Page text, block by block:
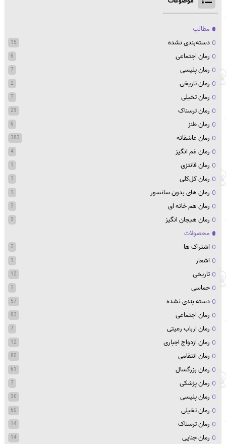
مطالب
دسته‌بندی نشده
15
رمان اجتماعی 6
رمان پلیسی 7
رمان تاریخی 2
رمان تخیلی 7
رمان ترسناک 29
رمان طنز 6
رمان عاشقانه 383
رمان غم انگیز 4
رمان فانتزی 1
رمان کل‌کلی 1
رمان های بدون سانسور 1
رمان هم خانه ای 2
رمان هیجان انگیز 3
محصولات
اشتراک ها
3
اشعار 1
تاریخی 12
حماسی 1
دسته بندی نشده 57
رمان اجتماعی 83
رمان ارباب رعیتی 7
رمان ازدواج اجباری 12
رمان انتقامی 80
رمان بزرگسال 61
رمان پزشکی 7
رمان پلیسی 36
رمان تخیلی 60
رمان ترسناک 14
رمان جنایی 14